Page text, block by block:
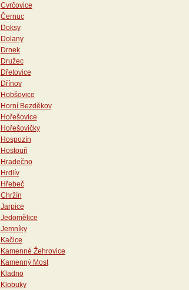
Cvrčovice
Černuc
Doksy
Dolany
Drnek
Družec
Dřetovice
Dřínov
Hobšovice
Horní Bezděkov
Hořešovice
Hořešovičky
Hospozín
Hostouň
Hradečno
Hrdlív
Hřebeč
Chržín
Jarpice
Jedomělice
Jemníky
Kačice
Kamenné Žehrovice
Kamenný Most
Kladno
Klobuky